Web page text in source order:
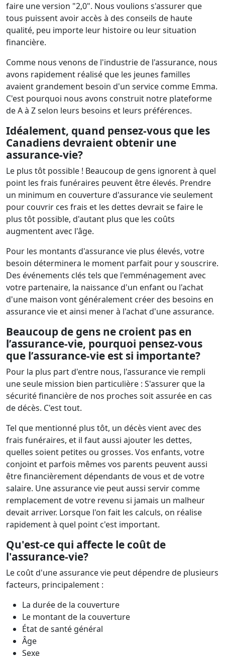
faire une version "2,0". Nous voulions s'assurer que
tous puissent avoir accès à des conseils de haute
qualité, peu importe leur histoire ou leur situation
financière.
Comme nous venons de l'industrie de l'assurance, nous
avons rapidement réalisé que les jeunes familles
avaient grandement besoin d'un service comme Emma.
C'est pourquoi nous avons construit notre plateforme
de A à Z selon leurs besoins et leurs préférences.
Idéalement, quand pensez-vous que les
Canadiens devraient obtenir une
assurance-vie?
Le plus tôt possible ! Beaucoup de gens ignorent à quel
point les frais funéraires peuvent être élevés. Prendre
un minimum en couverture d'assurance vie seulement
pour couvrir ces frais et les dettes devrait se faire le
plus tôt possible, d'autant plus que les coûts
augmentent avec l'âge.
Pour les montants d'assurance vie plus élevés, votre
besoin déterminera le moment parfait pour y souscrire.
Des événements clés tels que l'emménagement avec
votre partenaire, la naissance d'un enfant ou l'achat
d'une maison vont généralement créer des besoins en
assurance vie et ainsi mener à l'achat d'une assurance.
Beaucoup de gens ne croient pas en
l’assurance-vie, pourquoi pensez-vous
que l’assurance-vie est si importante?
Pour la plus part d'entre nous, l'assurance vie rempli
une seule mission bien particulière : S'assurer que la
sécurité financière de nos proches soit assurée en cas
de décès. C'est tout.
Tel que mentionné plus tôt, un décès vient avec des
frais funéraires, et il faut aussi ajouter les dettes,
quelles soient petites ou grosses. Vos enfants, votre
conjoint et parfois mêmes vos parents peuvent aussi
être financièrement dépendants de vous et de votre
salaire. Une assurance vie peut aussi servir comme
remplacement de votre revenu si jamais un malheur
devait arriver. Lorsque l'on fait les calculs, on réalise
rapidement à quel point c'est important.
Qu'est-ce qui affecte le coût de
l'assurance-vie?
Le coût d'une assurance vie peut dépendre de plusieurs
facteurs, principalement :
La durée de la couverture
Le montant de la couverture
État de santé général
Âge
Sexe